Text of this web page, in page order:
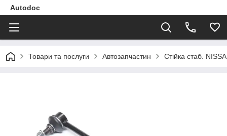
Autodoc
Товари та послуги Автозапчастин Стійка стаб.